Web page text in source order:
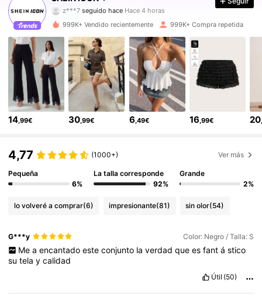
r***9está navegando
4,84
4,84 1.8M Seguidores
4,84 1.8M Seguidores
1.8M Seguidores
4,84
999K+ Vendido recientemente 999K+ Compra repetida
14,99€ 30,99€ 6,49€ 16,99€ 20
4,77 (1000+) Ver más
Pequeña
6%
La talla corresponde
92%
Grande
2%
lo volveré a comprar(6) impresionante(81) sin olor(54)
G***y Color: Negro / Talla: S
Me a encantado este conjunto la verdad que es fant á stico
sutelaycalidad
Útil (50)